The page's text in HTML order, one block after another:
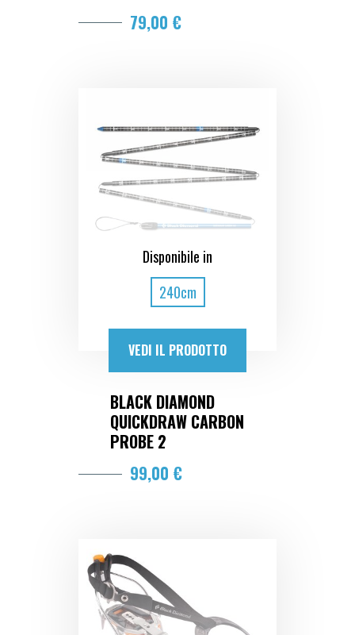
79,00 €
Disponibile in
240cm
VEDI IL PRODOTTO
BLACK DIAMOND
QUICKDRAW CARBON
PROBE 2
99,00 €